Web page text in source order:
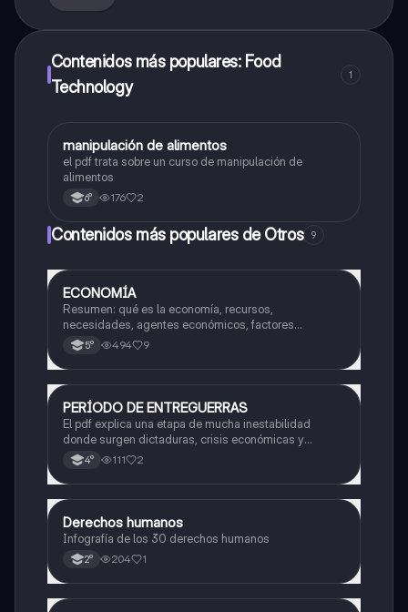
Contenidos más populares: Food
Technology
1
Otros
manipulación de alimentos
el pdf trata sobre un curso de manipulación de
alimentos
6° 176 2
Contenidos más populares de Otros 9
Otros
ECONOMÍA
Resumen: qué es la economía, recursos,
necesidades, agentes económicos, factores
productivos, oferta y demanda
5° 494 9
Historia
PERÍODO DE ENTREGUERRAS
El pdf explica una etapa de mucha inestabilidad
donde surgen dictaduras, crisis económicas y
tensiones que terminan provocando una guerra a nivel
mundial. También analiza los cambios políticos y
sociales que ocurrieron en ese tiempo.
4° 111 2
Otros
Derechos humanos
Infografía de los 30 derechos humanos
2° 204 1